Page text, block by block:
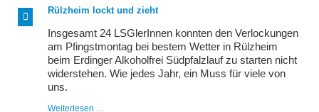
beim
Rennsteiglauf
Rülzheim lockt und zieht
Insgesamt 24 LSGlerInnen konnten den Verlockungen
am Pfingstmontag bei bestem Wetter in Rülzheim
beim Erdinger Alkoholfrei Südpfalzlauf zu starten nicht
widerstehen. Wie jedes Jahr, ein Muss für viele von
uns.
Weiterlesen …